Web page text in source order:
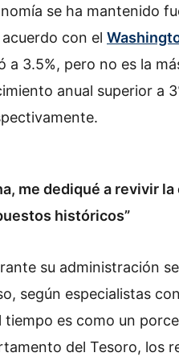
se ha mantenido
con el
3.5%, pero no es la
anual superior a
me dediqué a revivir
históricos”
su administración
según especialistas
es como un
del Tesoro, los